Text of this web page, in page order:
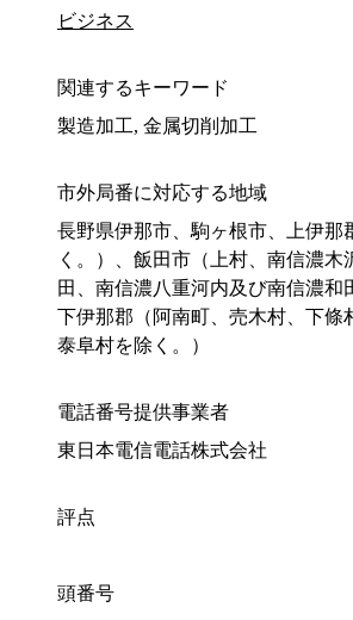
ビジネス
関連するキーワード
製造加工, 金属切削加工
市外局番に対応する地域
長野県伊那市、駒ヶ根市、上伊那
く。）、飯田市（上村、南信濃木
田、南信濃八重河内及び南信濃和
下伊那郡（阿南町、売木村、下條
泰阜村を除く。）
電話番号提供事業者
東日本電信電話株式会社
評点
頭番号